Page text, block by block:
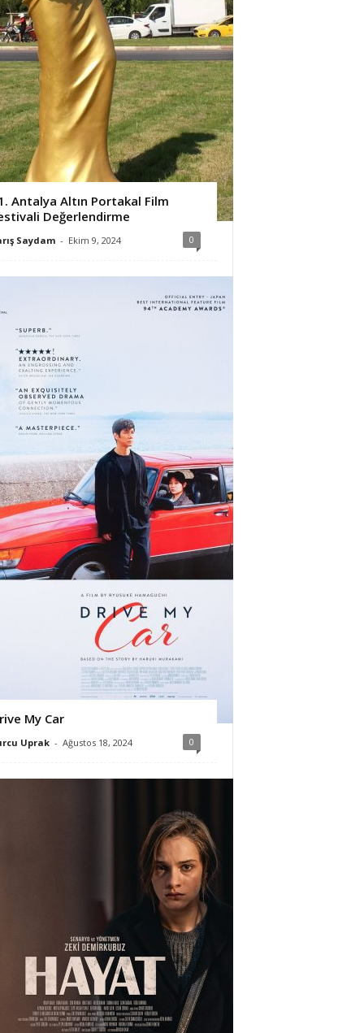
Antalya Altın Portakal Film
Değerlendirme
Saydam - Ekim 9, 2024 0
My Car
Uprak - Ağustos 18, 2024 0